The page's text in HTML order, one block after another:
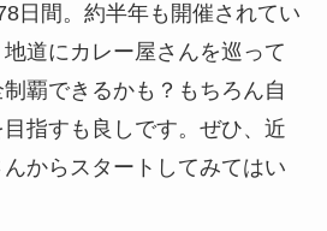
日間。約半年も開催されてい
道にカレー屋さんを巡って
覇できるかも？もちろん自
指すも良しです。ぜひ、近
からスタートしてみてはい